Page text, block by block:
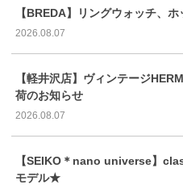
【BREDA】リングウォッチ、
2026.08.07
【軽井沢店】ヴィンテージ
荷のお知らせ
2026.08.07
【SEIKO＊nano universe】
モデル★